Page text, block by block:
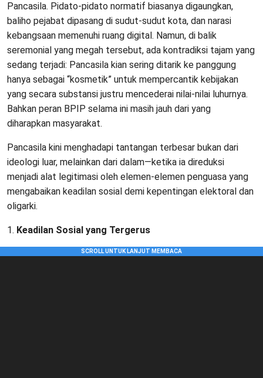
Pancasila. Pidato-pidato normatif biasanya digaungkan,
baliho pejabat dipasang di sudut-sudut kota, dan narasi
kebangsaan memenuhi ruang digital. Namun, di balik
seremonial yang megah tersebut, ada kontradiksi tajam yang
sedang terjadi: Pancasila kian sering ditarik ke panggung
hanya sebagai “kosmetik” untuk mempercantik kebijakan
yang secara substansi justru mencederai nilai-nilai luhurnya.
Bahkan peran BPIP selama ini masih jauh dari yang
diharapkan masyarakat.
​Pancasila kini menghadapi tantangan terbesar bukan dari
ideologi luar, melainkan dari dalam—ketika ia direduksi
menjadi alat legitimasi oleh elemen-elemen penguasa yang
mengabaikan keadilan sosial demi kepentingan elektoral dan
oligarki.
1. Keadilan Sosial yang Tergerus